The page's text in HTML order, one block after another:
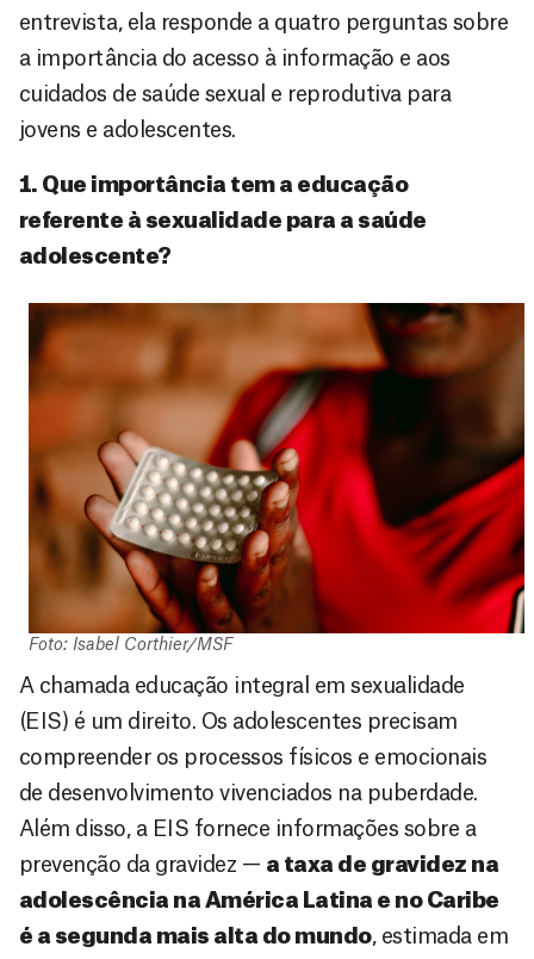
entrevista, ela responde a quatro perguntas sobre
a importância do acesso à informação e aos
cuidados de saúde sexual e reprodutiva para
jovens e adolescentes.
1. Que importância tem a educação
referente à sexualidade para a saúde
adolescente?
Foto: Isabel Corthier/MSF
A chamada educação integral em sexualidade
(EIS) é um direito. Os adolescentes precisam
compreender os processos físicos e emocionais
de desenvolvimento vivenciados na puberdade.
Além disso, a EIS fornece informações sobre a
prevenção da gravidez — a taxa de gravidez na
adolescência na América Latina e no Caribe
é a segunda mais alta do mundo, estimada em